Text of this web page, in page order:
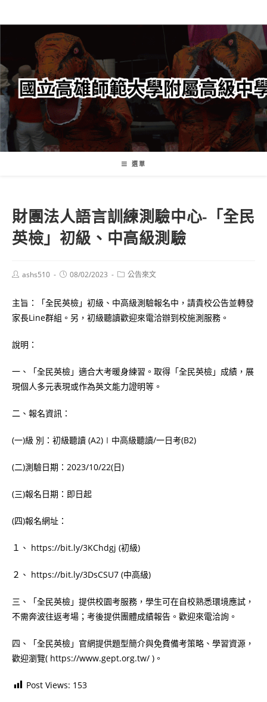
轉
要
內
容
選單
財團法人語言訓練測驗中心-「全民
英檢」初級、中高級測驗
Postashs510
Post08/02/2023
Post公告來文
主旨：「全民英檢」初級、中高級測驗報名中，請貴校公告並轉發
家長Line群組。另，初級聽讀歡迎來電洽辦到校施測服務。
說明：
一、「全民英檢」適合大考暖身練習。取得「全民英檢」成績，展
現個人多元表現或作為英文能力證明等。
二、報名資訊：
(一)級 別：初級聽讀 (A2)∣中高級聽讀/一日考(B2)
(二)測驗日期：2023/10/22(日)
(三)報名日期：即日起
(四)報名網址：
１、 https://bit.ly/3KChdgj (初級)
２、 https://bit.ly/3DsCSU7 (中高級)
三、「全民英檢」提供校園考服務，學生可在自校熟悉環境應試，
不需奔波往返考場；考後提供團體成績報告。歡迎來電洽詢。
四、「全民英檢」官網提供題型簡介與免費備考策略、學習資源，
歡迎瀏覽( https://www.gept.org.tw/ )。
Post Views: 153